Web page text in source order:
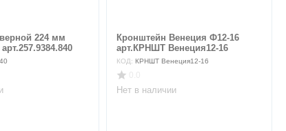
224 мм
Кронштейн Венеция Ф12-16
арт.КРНШТ Венеция12-16
КОД: КРНШТ Венеция12-16
Нет в наличии